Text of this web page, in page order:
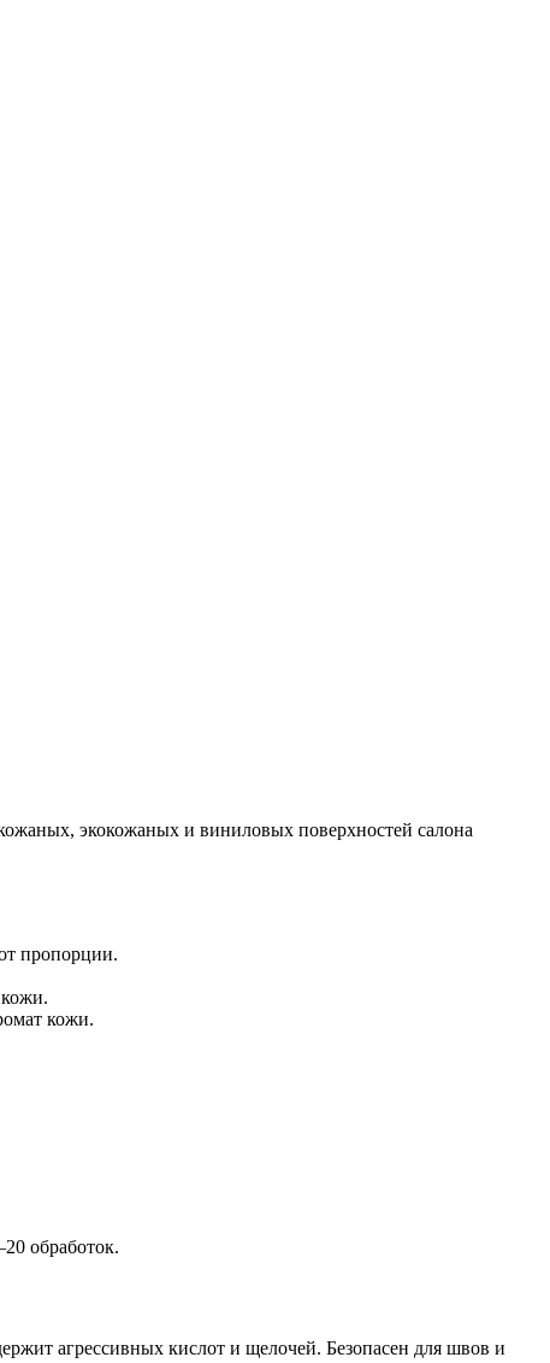
экокожаных и виниловых поверхностей салона
пропорции.
кожи.
обработок.
агрессивных кислот и щелочей. Безопасен для швов и